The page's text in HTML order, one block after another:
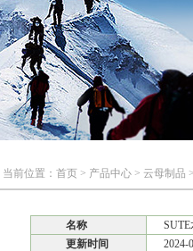
当前位置： 首页 > 产品中心 > 云母制品 >
名称
更新时间
2024-